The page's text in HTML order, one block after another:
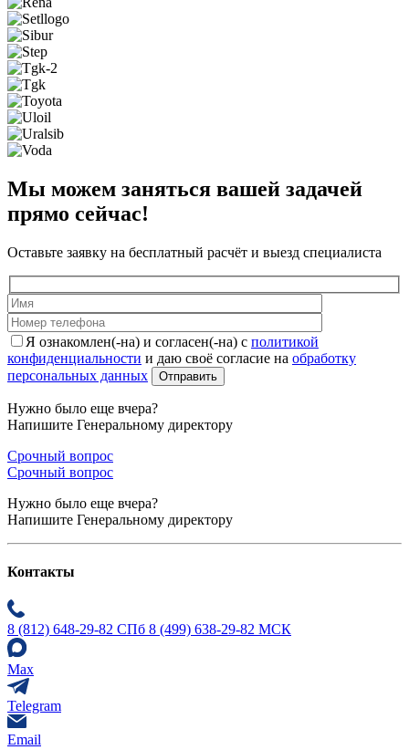
Мы можем заняться вашей задачей
прямо сейчас!
Оставьте заявку на бесплатный расчёт и выезд специалиста
Я ознакомлен(-на) и согласен(-на) с политикой
конфиденциальности и даю своё согласие на обработку
персональных данных
Нужно было еще вчера?
Напишите Генеральному директору
Срочный вопрос
Срочный вопрос
Нужно было еще вчера?
Напишите Генеральному директору
Контакты
8 (812) 648-29-82 СПб 8 (499) 638-29-82 МСК
Max
Telegram
Email